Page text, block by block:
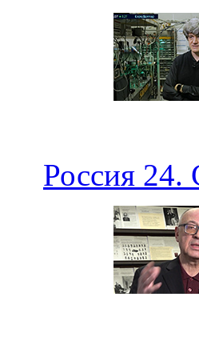
Россия 24.